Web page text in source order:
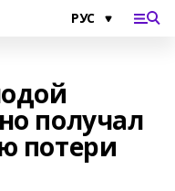
получал
потери